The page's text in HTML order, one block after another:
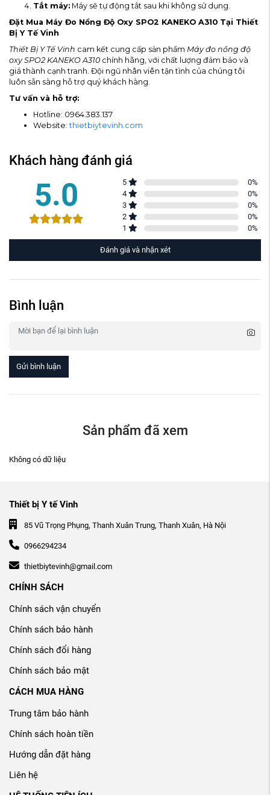
Tắt máy: Máy sẽ tự động tắt sau khi không sử dụng.
Đặt Mua Máy Đo Nồng Độ Oxy SPO2 KANEKO A310 Tại Thiết
Bị Y Tế Vinh
Thiết Bị Y Tế Vinh cam kết cung cấp sản phẩm Máy đo nồng độ
oxy SPO2 KANEKO A310 chính hãng, với chất lượng đảm bảo và
giá thành cạnh tranh. Đội ngũ nhân viên tận tình của chúng tôi
luôn sẵn sàng hỗ trợ quý khách hàng.
Tư vấn và hỗ trợ:
Hotline: 0964.383.137
Website:thietbiytevinh.com
Khách hàng đánh giá
5.0 5 0%
4
0%
3
0%
2
0%
1
0%
Đánh giá và nhận xét
Bình luận
Gửi bình luận
Sản phẩm đã xem
Không có dữ liệu
Thiết bị Y tế Vinh
85 Vũ Trọng Phụng, Thanh Xuân Trung, Thanh Xuân, Hà Nội
0966294234
thietbiytevinh@gmail.com
CHÍNH SÁCH
Chính sách vận chuyển
Chính sách bảo hành
Chính sách đổi hàng
Chính sách bảo mật
CÁCH MUA HÀNG
Trung tâm bảo hành
Chính sách hoàn tiền
Hướng dẫn đặt hàng
Liên hệ